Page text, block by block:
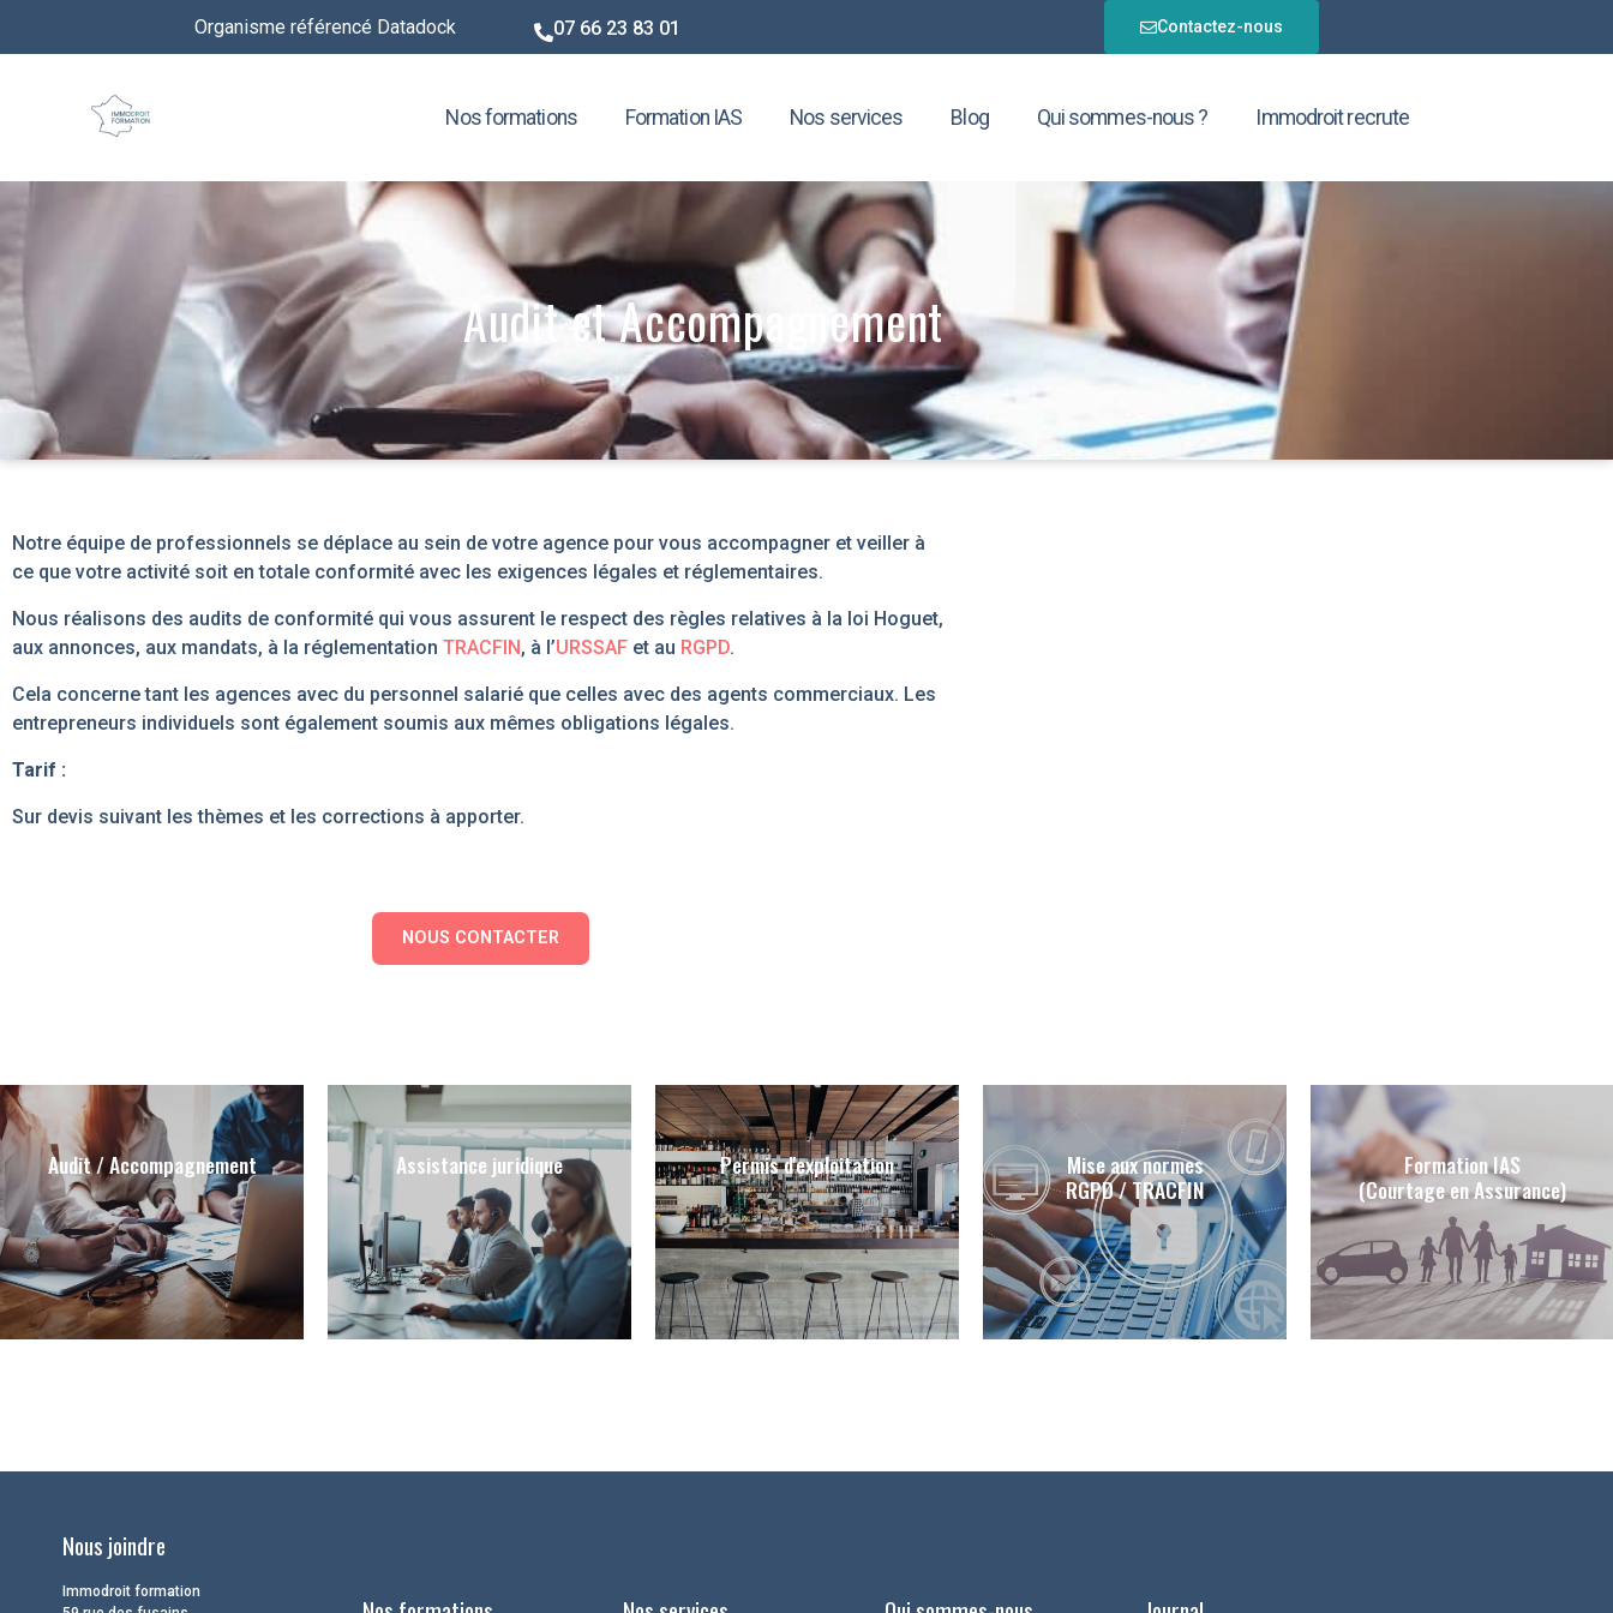
Organisme référencé Datadock 07 66 23 83 01 Contactez-nous
Nos formations Formation IAS Nos services Blog Qui sommes-nous ? Immodroit recrute
Audit et Accompagnement
Notre équipe de professionnels se déplace au sein de votre agence pour vous accompagner et veiller à
ce que votre activité soit en totale conformité avec les exigences légales et réglementaires.
Nous réalisons des audits de conformité qui vous assurent le respect des règles relatives à la loi Hoguet,
aux annonces, aux mandats, à la réglementation TRACFIN, à l’URSSAF et au RGPD.
Cela concerne tant les agences avec du personnel salarié que celles avec des agents commerciaux. Les
entrepreneurs individuels sont également soumis aux mêmes obligations légales.
Tarif :
Sur devis suivant les thèmes et les corrections à apporter.
NOUS CONTACTER
Audit / Accompagnement Assistance juridique Permis d'exploitation
Mise aux normes
RGPD / TRACFIN
Formation IAS
(Courtage en Assurance)
Nous joindre
Immodroit formation